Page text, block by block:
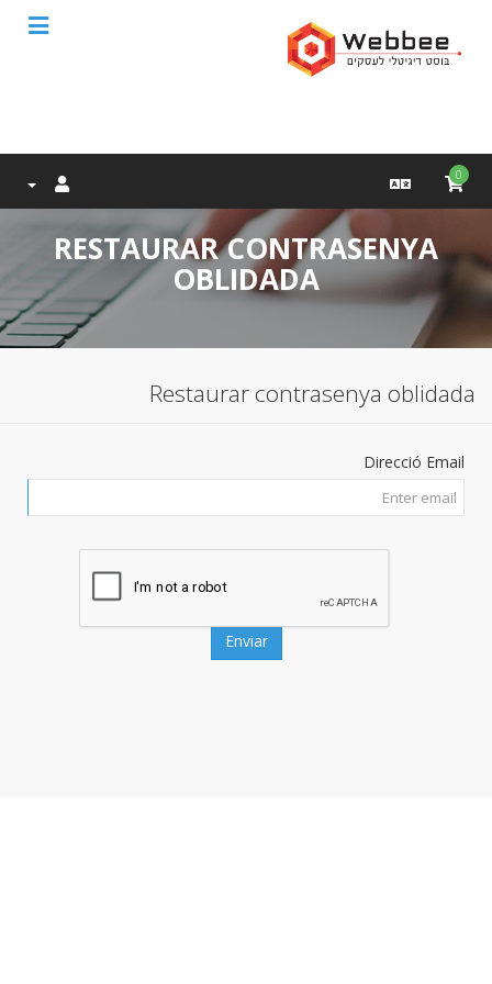
0
RESTAURAR CONTRASENYA
OBLIDADA
Restaurar contrasenya oblidada
Direcció Email
Enviar